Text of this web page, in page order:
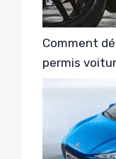
Comment
permis